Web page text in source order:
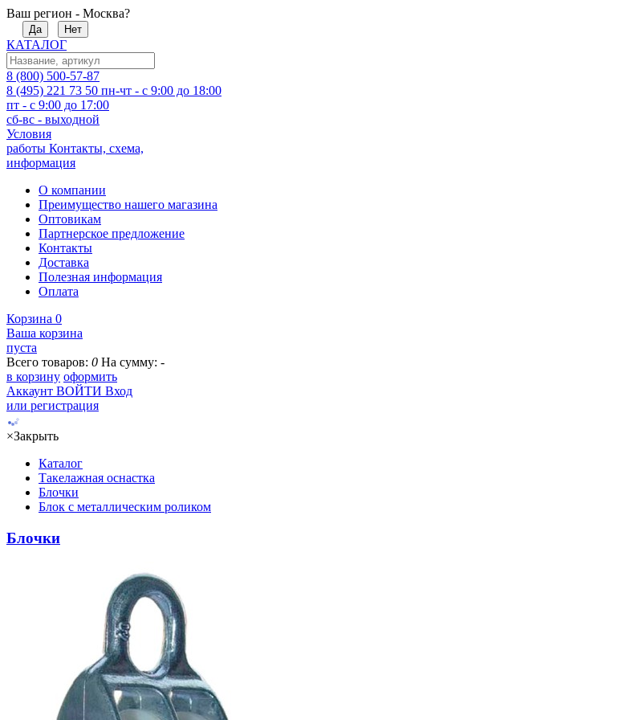
Ваш регион - Москва?
Да Нет
КАТАЛОГ
8 (800) 500-57-87
8 (495) 221 73 50 пн-чт - с 9:00 до 18:00
пт - с 9:00 до 17:00
сб-вс - выходной
Условия
работы Контакты, схема,
информация
О компании
Преимущество нашего магазина
Оптовикам
Партнерское предложение
Контакты
Доставка
Полезная информация
Оплата
Корзина 0
Ваша корзина
пуста
Всего товаров: 0 На сумму: -
в корзину оформить
Аккаунт ВОЙТИ Вход
или регистрация
×Закрыть
Каталог
Такелажная оснастка
Блочки
Блок с металлическим роликом
Блочки